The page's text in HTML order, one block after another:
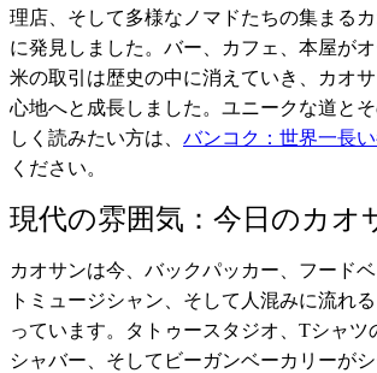
理店、そして多様なノマドたちの集まる
に発見しました。バー、カフェ、本屋がオ
米の取引は歴史の中に消えていき、カオ
心地へと成長しました。ユニークな道と
しく読みたい方は、 バンコク：世界一長
ください。
現代の雰囲気：今日のカオ
カオサンは今、バックパッカー、フード
トミュージシャン、そして人混みに流れ
っています。タトゥースタジオ、Tシャツ
シャバー、そしてビーガンベーカリーが